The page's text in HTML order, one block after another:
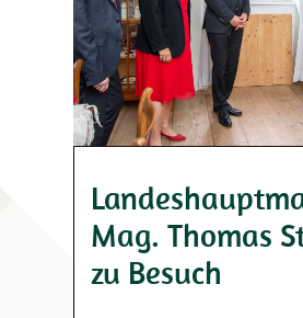
Mag. Thomas
zu Besuch